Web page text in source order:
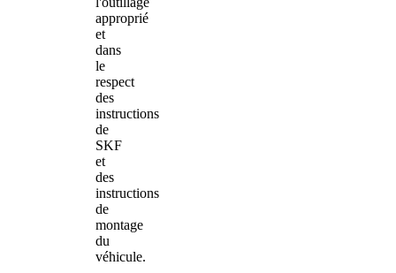
approprié
et
dans
le
respect
des
instructions
de
SKF
et
des
instructions
de
montage
du
véhicule.